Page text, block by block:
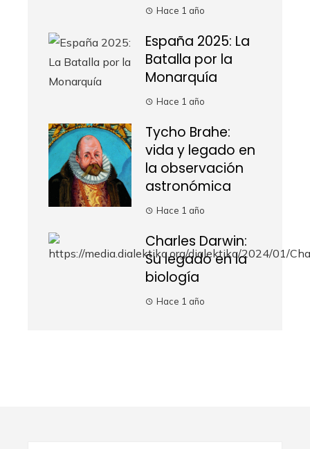
Hace 1 año
España 2025: La
Batalla por la
Monarquía
Hace 1 año
Tycho Brahe:
vida y legado en
la observación
astronómica
Hace 1 año
Charles Darwin:
Su legado en la
biología
Hace 1 año